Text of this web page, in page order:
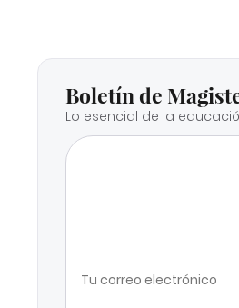
Boletín de
Lo esencial de la